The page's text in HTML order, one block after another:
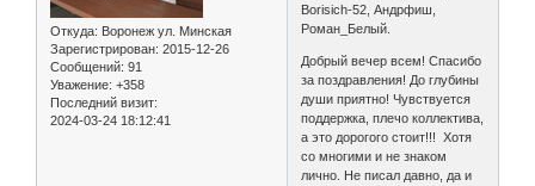
Откуда: Воронеж ул. Минская
Зарегистрирован: 2015-12-26
Сообщений: 91
Уважение: +358
Последний визит:
2024-03-24 18:12:41
Borisich-52, Андрфиш,
Роман_Белый.
Добрый вечер всем! Спасибо
за поздравления! До глубины
души приятно! Чувствуется
поддержка, плечо коллектива,
а это дорогого стоит!!! Хотя
со многими и не знаком
лично. Не писал давно, да и